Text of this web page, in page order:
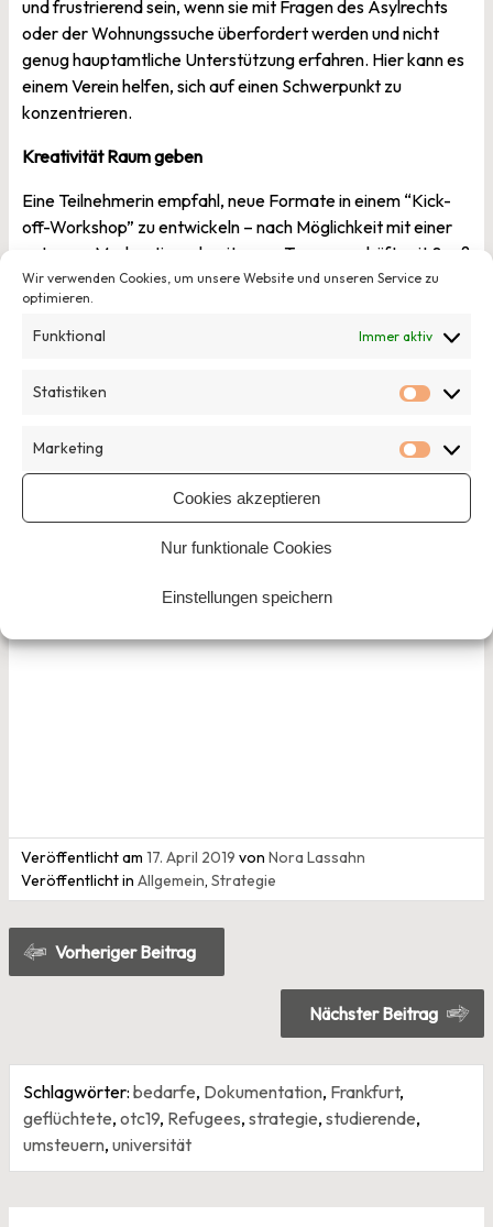
Wir verwenden Cookies, um unsere Website und unseren Service zu
optimieren.
Funktional Immer aktiv
Statistiken
Marketing
Cookies akzeptieren
Nur funktionale Cookies
Einstellungen speichern
und frustrierend sein, wenn sie mit Fragen des Asylrechts
oder der Wohnungssuche überfordert werden und nicht
genug hauptamtliche Unterstützung erfahren. Hier kann es
einem Verein helfen, sich auf einen Schwerpunkt zu
konzentrieren.
Kreativität Raum geben
Eine Teilnehmerin empfahl, neue Formate in einem “Kick-
off-Workshop” zu entwickeln – nach Möglichkeit mit einer
externen Moderation: abseits vom Tagesgeschäft, mit Spaß
und lockerer Athmosphäre. So kommen die besten Ideen
zustande. Auch andere haben damit gute Erfahrungen
gesammelt: “Es tut manchmal ganz gut aufzuräumen!”
doch am Ende habe ihnen der Wandel gut getan! “Und
Angebote in ihrer jetzigen Form nicht mehr notwendig
sind“, bekräftigten auch Helena Lüer und Johanna Jörg von
academic experiece Worldwide.
academic experience Worldwide e.V.
Veröffentlicht am 17. April 2019 von Nora Lassahn
Veröffentlicht in Allgemein, Strategie
Beitragsnavigation
Vorheriger Beitrag
Nächster Beitrag
Schlagwörter: bedarfe, Dokumentation, Frankfurt,
geflüchtete, otc19, Refugees, strategie, studierende,
umsteuern, universität